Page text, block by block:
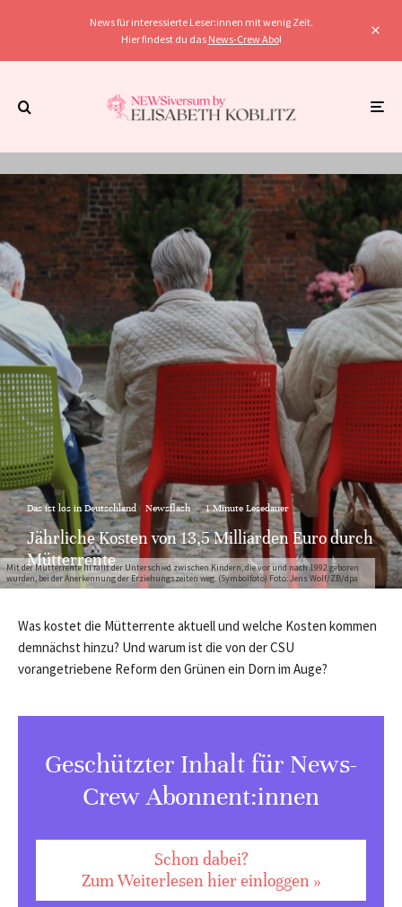
News für interessierte Leser:innen mit wenig Zeit.
Hier findest du das News-Crew Abo!
Mit der Mütterrente III fällt der Unterschied zwischen Kindern, die vor und nach 1992 geboren
wurden, bei der Anerkennung der Erziehungszeiten weg. (Symbolfoto) Foto: Jens Wolf/ZB/dpa
Das ist los in Deutschland Newsflash · 1 Minute Lesedauer
Jährliche Kosten von 13,5 Milliarden Euro durch
Mütterrente
Was kostet die Mütterrente aktuell und welche Kosten kommen
demnächst hinzu? Und warum ist die von der CSU
vorangetriebene Reform den Grünen ein Dorn im Auge?
Geschützter Inhalt für News-
Crew Abonnent:innen
Schon dabei?
Zum Weiterlesen hier einloggen »